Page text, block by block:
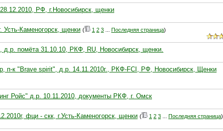
РФ, г.Новосибирск, щенки
Усть-Каменогорск, щенки ( 1 2 3 Последняя страница)
д.р. помёта 31.10.10, РКФ, RU, Новосибирск, щенки.
п-к "Brave spirit", д.р. 14.11.2010г., РКФ-FCI, РФ, Новосибирск, Щенки
Ройс" д.р. 10.11.2010, документы РКФ, г. Омск
фци - скк, г.Усть-Каменогорск, щенки ( 1 2 3 Последняя страница)